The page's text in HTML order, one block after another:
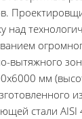
над
вытяжного
мм
из
стали AISI